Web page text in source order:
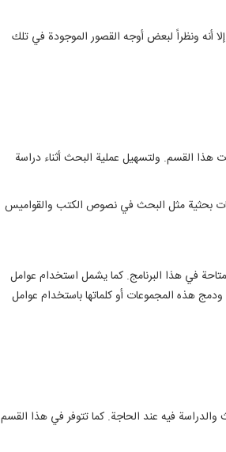
أنه ونظراً لبعض أوجه القصور الموجودة في تلك
هذا القسم. ولتسهيل عملية البحث أثناء دراسة
بحثية مثل البحث في نصوص الكتب والقواميس
في هذا البرنامج. كما يشمل استخدام عوامل
هذه المجموعات أو كلماتها باستخدام عوامل
فيه عند الحاجة. كما تتوفر في هذا القسم